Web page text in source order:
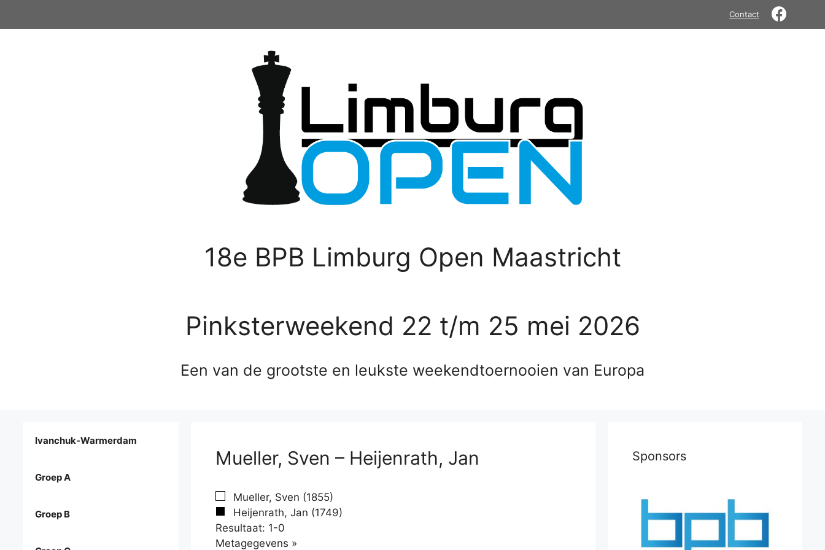
Contact
18e BPB Limburg Open Maastricht
Pinksterweekend 22 t/m 25 mei 2026
Een van de grootste en leukste weekendtoernooien van Europa
Mueller, Sven – Heijenrath, Jan
Mueller, Sven (1855)
Heijenrath, Jan (1749)
Resultaat: 1-0
Metagegevens »
Ivanchuk-Warmerdam
Groep A
Groep B
Sponsors